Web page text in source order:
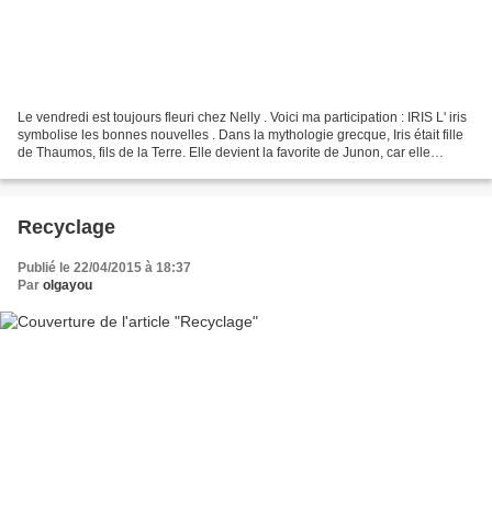
Le vendredi est toujours fleuri chez Nelly . Voici ma participation : IRIS L' iris
symbolise les bonnes nouvelles . Dans la mythologie grecque, Iris était fille
de Thaumos, fils de la Terre. Elle devient la favorite de Junon, car elle
Recyclage
Publié le 22/04/2015 à 18:37
Par olgayou